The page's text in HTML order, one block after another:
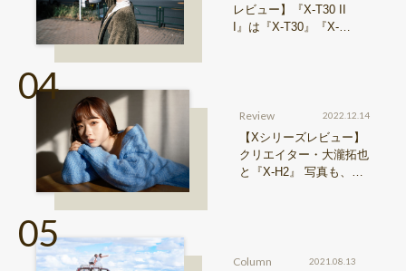
レビュー】『X-T30 II
I』は『X-T30』『X-T3
Review 2022.12.14
【Xシリーズレビュー】
クリエイター・大瀧拓也
と『X-H2』 写真も、動
Column 2021.08.13